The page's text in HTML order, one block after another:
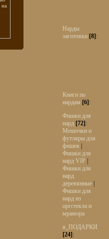
Нарды
заготовки [8] :
Книги по
нардам [6] :
Фишки для
нард [72] :
Мешочки и
футляры для
фишек
Фишки для
нард VIP
Фишки для
нард
деревянные
Фишки для
нард из
оргстекла и
мрамора
я_ПОДАРКИ
[24] :